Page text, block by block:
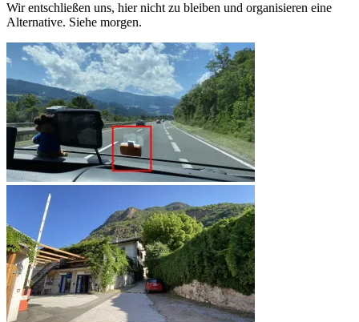
Wir entschließen uns, hier nicht zu bleiben und organisieren eine
Alternative. Siehe morgen.